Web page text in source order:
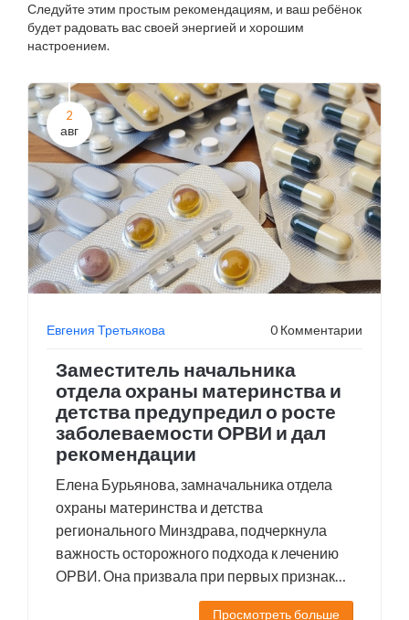
Следуйте этим простым рекомендациям, и ваш ребёнок
будет радовать вас своей энергией и хорошим
настроением.
2
авг
Евгения Третьякова 0 Комментарии
Заместитель начальника
отдела охраны материнства и
детства предупредил о росте
заболеваемости ОРВИ и дал
рекомендации
Елена Бурьянова, замначальника отдела
охраны материнства и детства
регионального Минздрава, подчеркнула
важность осторожного подхода к лечению
ОРВИ. Она призвала при первых признаках
болезни оставаться дома и вызывать врача,
Просмотреть больше